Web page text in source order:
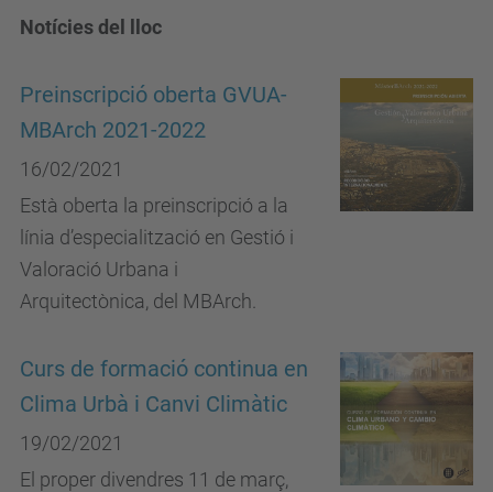
Notícies del lloc
Preinscripció oberta GVUA-
MBArch 2021-2022
16/02/2021
Està oberta la preinscripció a la
línia d’especialització en Gestió i
Valoració Urbana i
Arquitectònica, del MBArch.
Curs de formació continua en
Clima Urbà i Canvi Climàtic
19/02/2021
El proper divendres 11 de març,